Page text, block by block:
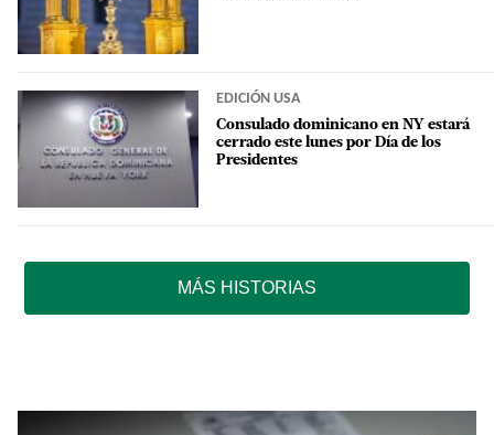
EDICIÓN USA
Consulado dominicano en NY estará
cerrado este lunes por Día de los
Presidentes
MÁS HISTORIAS